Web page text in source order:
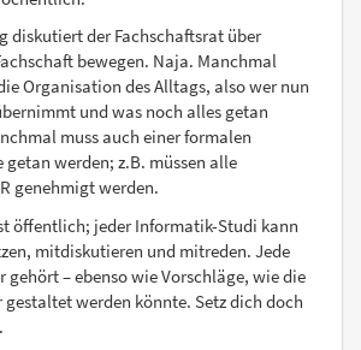
diskutiert der Fachschaftsrat über
bewegen. Naja. Manchmal
Organisation des Alltags, also wer nun
und was noch alles getan
muss auch einer formalen
getan werden; z.B. müssen alle
genehmigt werden.
öffentlich; jeder Informatik-Studi kann
mitdiskutieren und mitreden. Jede
gehört – ebenso wie Vorschläge, wie die
gestaltet werden könnte. Setz dich doch